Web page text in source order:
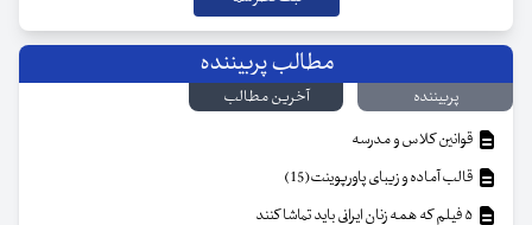
مطالب پربیننده
پربیننده
آخرین مطالب
قوانین کلاس و مدرسه
قالب آماده و زیبای پاورپوینت(15)